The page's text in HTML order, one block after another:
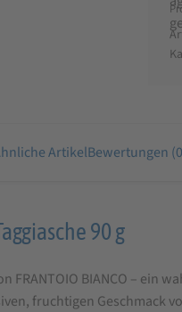
ArtikelBewertungen
90 g
FRANTOIO BIANCO – ein
fruchtigen Geschmack